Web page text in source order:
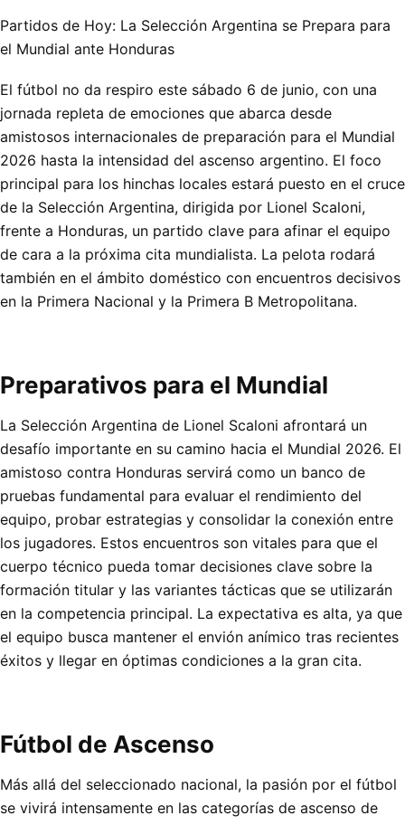
Partidos de Hoy: La Selección Argentina se Prepara para
el Mundial ante Honduras
El fútbol no da respiro este sábado 6 de junio, con una
jornada repleta de emociones que abarca desde
amistosos internacionales de preparación para el Mundial
2026 hasta la intensidad del ascenso argentino. El foco
principal para los hinchas locales estará puesto en el cruce
de la Selección Argentina, dirigida por Lionel Scaloni,
frente a Honduras, un partido clave para afinar el equipo
de cara a la próxima cita mundialista. La pelota rodará
también en el ámbito doméstico con encuentros decisivos
en la Primera Nacional y la Primera B Metropolitana.
Preparativos para el Mundial
La Selección Argentina de Lionel Scaloni afrontará un
desafío importante en su camino hacia el Mundial 2026. El
amistoso contra Honduras servirá como un banco de
pruebas fundamental para evaluar el rendimiento del
equipo, probar estrategias y consolidar la conexión entre
los jugadores. Estos encuentros son vitales para que el
cuerpo técnico pueda tomar decisiones clave sobre la
formación titular y las variantes tácticas que se utilizarán
en la competencia principal. La expectativa es alta, ya que
el equipo busca mantener el envión anímico tras recientes
éxitos y llegar en óptimas condiciones a la gran cita.
Fútbol de Ascenso
Más allá del seleccionado nacional, la pasión por el fútbol
se vivirá intensamente en las categorías de ascenso de